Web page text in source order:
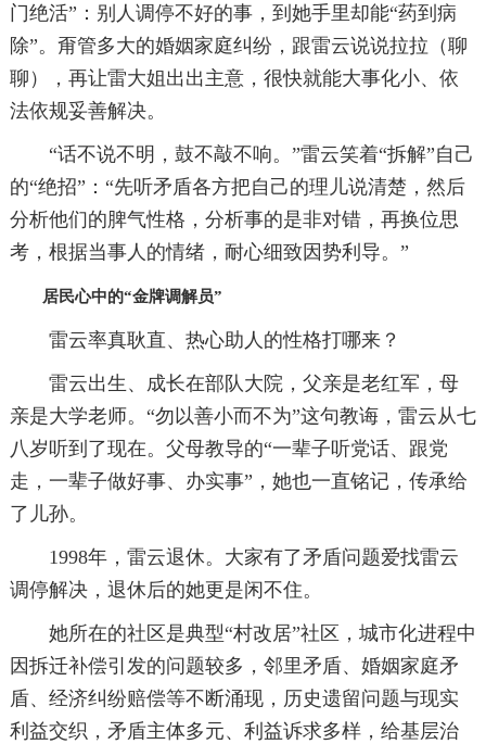
门绝活”：别人调停不好的事，到她手里却能“药到病
除”。甭管多大的婚姻家庭纠纷，跟雷云说说拉拉（聊
聊），再让雷大姐出出主意，很快就能大事化小、依
法依规妥善解决。
“话不说不明，鼓不敲不响。”雷云笑着“拆解”自己
的“绝招”：“先听矛盾各方把自己的理儿说清楚，然后
分析他们的脾气性格，分析事的是非对错，再换位思
考，根据当事人的情绪，耐心细致因势利导。”
居民心中的“金牌调解员”
雷云率真耿直、热心助人的性格打哪来？
雷云出生、成长在部队大院，父亲是老红军，母
亲是大学老师。“勿以善小而不为”这句教诲，雷云从七
八岁听到了现在。父母教导的“一辈子听党话、跟党
走，一辈子做好事、办实事”，她也一直铭记，传承给
了儿孙。
1998年，雷云退休。大家有了矛盾问题爱找雷云
调停解决，退休后的她更是闲不住。
她所在的社区是典型“村改居”社区，城市化进程中
因拆迁补偿引发的问题较多，邻里矛盾、婚姻家庭矛
盾、经济纠纷赔偿等不断涌现，历史遗留问题与现实
利益交织，矛盾主体多元、利益诉求多样，给基层治